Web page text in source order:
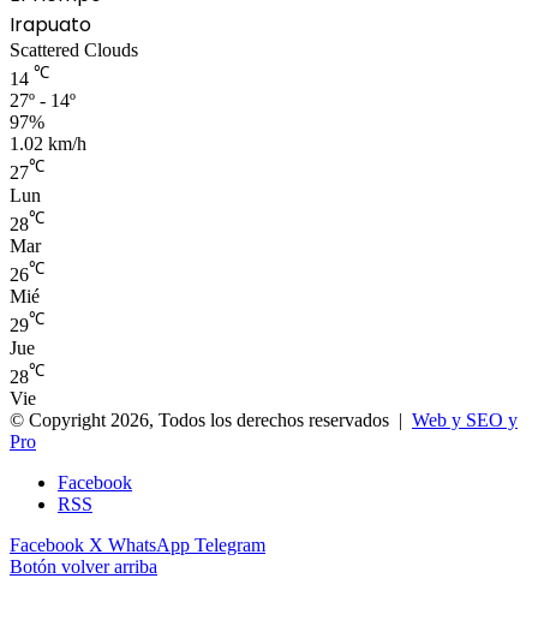
Irapuato
Scattered Clouds
14 ℃
27º - 14º
97%
1.02 km/h
27℃
Lun
28℃
Mar
26℃
Mié
29℃
Jue
28℃
Vie
© Copyright 2026, Todos los derechos reservados | Web y SEO y
Pro
Facebook
RSS
Facebook X WhatsApp Telegram
Botón volver arriba